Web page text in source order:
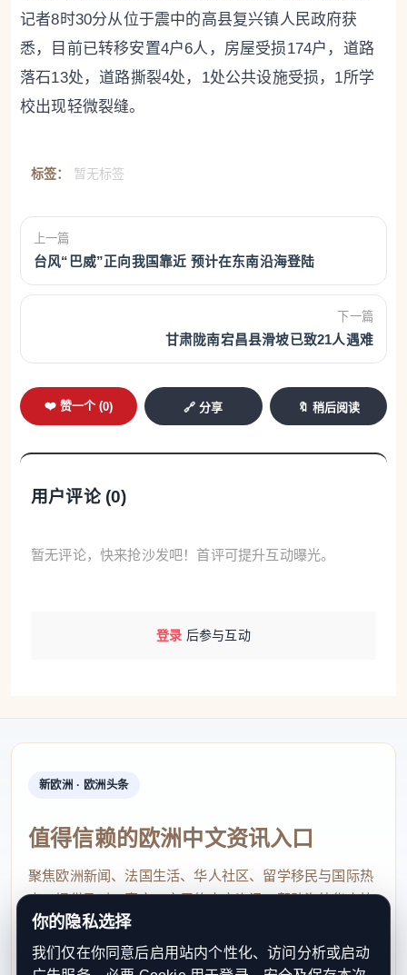
记者8时30分从位于震中的高县复兴镇人民政府获
悉，目前已转移安置4户6人，房屋受损174户，道路
落石13处，道路撕裂4处，1处公共设施受损，1所学
校出现轻微裂缝。
标签： 暂无标签
上一篇
台风“巴威”正向我国靠近 预计在东南沿海登陆
下一篇
甘肃陇南宕昌县滑坡已致21人遇难
❤️ 赞一个 (0) 🔗 分享 🔖 稍后阅读
用户评论 (0)
暂无评论，快来抢沙发吧！首评可提升互动曝光。
登录 后参与互动
新欧洲 · 欧洲头条
值得信赖的欧洲中文资讯入口
聚焦欧洲新闻、法国生活、华人社区、留学移民与国际热
点，提供及时、真实、实用的中文资讯，帮助海外华人快
速了解欧洲动态。
contact@xinouzhou.com
你的隐私选择
我们仅在你同意后启用站内个性化、访问分析或启动